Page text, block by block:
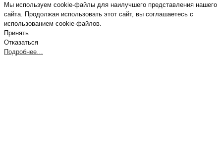
Мы используем cookie-файлы для наилучшего представления нашего
сайта. Продолжая использовать этот сайт, вы соглашаетесь с
использованием cookie-файлов.
Принять
Отказаться
Подробнее…